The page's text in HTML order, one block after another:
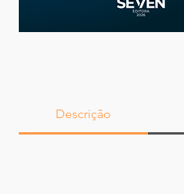
Descrição